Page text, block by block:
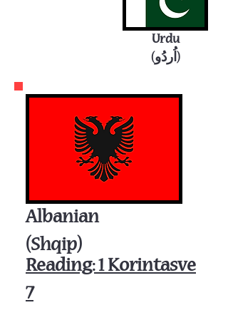
Urdu
(اُردُو)
Albanian
(Shqip)
Reading: 1 Korintasve
7